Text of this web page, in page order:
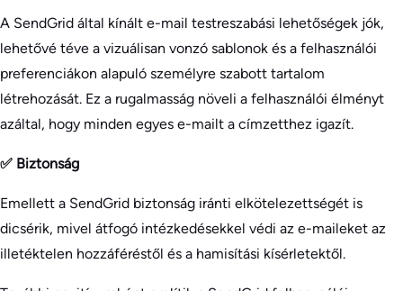
A SendGrid által kínált e-mail testreszabási lehetőségek jók,
lehetővé téve a vizuálisan vonzó sablonok és a felhasználói
preferenciákon alapuló személyre szabott tartalom
létrehozását. Ez a rugalmasság növeli a felhasználói élményt
azáltal, hogy minden egyes e-mailt a címzetthez igazít.
✅ Biztonság
Emellett a SendGrid biztonság iránti elkötelezettségét is
dicsérik, mivel átfogó intézkedésekkel védi az e-maileket az
illetéktelen hozzáféréstől és a hamisítási kísérletektől.